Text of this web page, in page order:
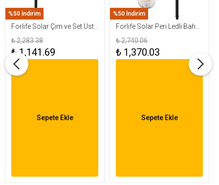
%50 İndirim
Forlife Solar Çim ve Set Üstü
Armatür 15W FL-3283
₺ 2,283.38
₺ 1,141.69
Sepete Ekle
%50 İndirim
Forlife Solar Peri Ledli Bahçe
Aydınlatma Armatürü FL-
3284
₺ 2,740.06
₺ 1,370.03
Sepete Ekle